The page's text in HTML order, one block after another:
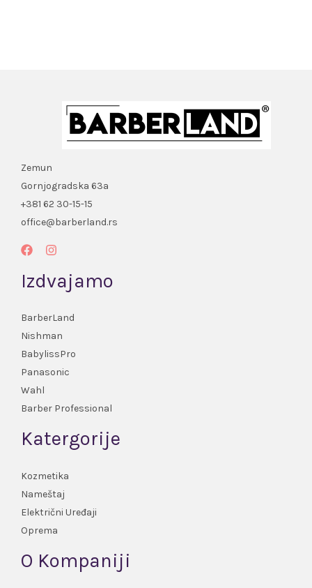
Zemun
Gornjogradska 63a
+381 62 30-15-15
office@barberland.rs
Izdvajamo
BarberLand
Nishman
BabylissPro
Panasonic
Wahl
Barber Professional
Katergorije
Kozmetika
Nameštaj
Električni Uređaji
Oprema
O Kompaniji